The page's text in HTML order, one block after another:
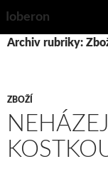
Ioberon
TO
Archiv rubriky:
ZBOŽÍ